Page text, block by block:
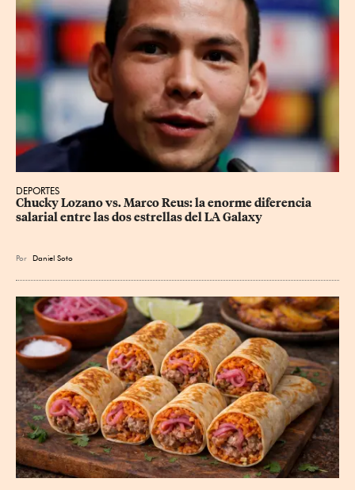
DEPORTES
Chucky Lozano vs. Marco Reus: la enorme diferencia
salarial entre las dos estrellas del LA Galaxy
Por Daniel Soto